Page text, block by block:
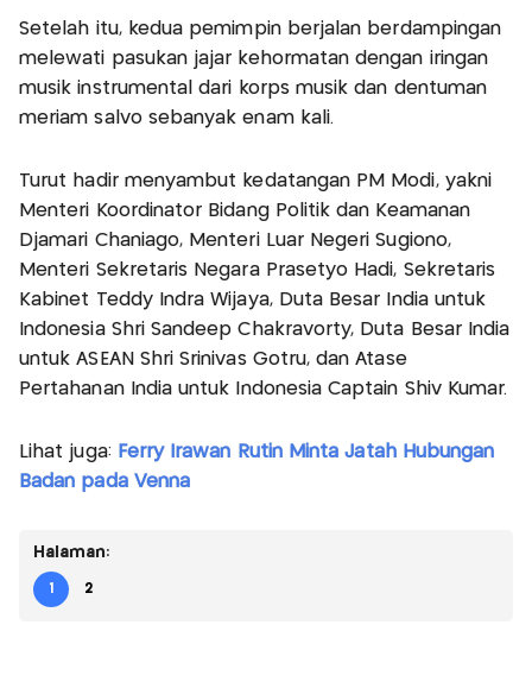
Setelah itu, kedua pemimpin berjalan berdampingan
melewati pasukan jajar kehormatan dengan iringan
musik instrumental dari korps musik dan dentuman
meriam salvo sebanyak enam kali.
Turut hadir menyambut kedatangan PM Modi, yakni
Menteri Koordinator Bidang Politik dan Keamanan
Djamari Chaniago, Menteri Luar Negeri Sugiono,
Menteri Sekretaris Negara Prasetyo Hadi, Sekretaris
Kabinet Teddy Indra Wijaya, Duta Besar India untuk
Indonesia Shri Sandeep Chakravorty, Duta Besar India
untuk ASEAN Shri Srinivas Gotru, dan Atase
Pertahanan India untuk Indonesia Captain Shiv Kumar.
Lihat juga: Ferry Irawan Rutin Minta Jatah Hubungan
Badan pada Venna
Halaman:
1 2